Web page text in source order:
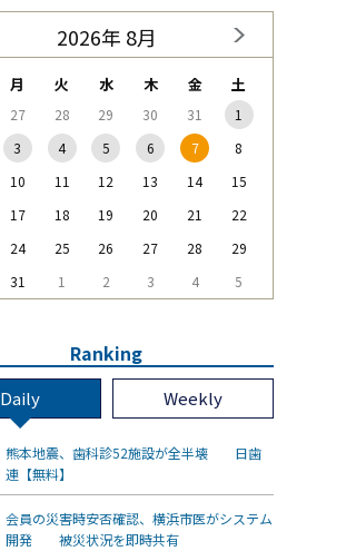
2026年 8月
月 火 水 木 金 土
27 28 29 30 31
1
3 4 5 6 7
8
10 11 12 13 14
15
17 18 19 20 21
22
24 25 26 27 28
29
31 1 2 3 4 5
Ranking
Daily Weekly
熊本地震、歯科診52施設が全半壊 日歯
連【無料】
会員の災害時安否確認、横浜市医がシステム
開発 被災状況を即時共有